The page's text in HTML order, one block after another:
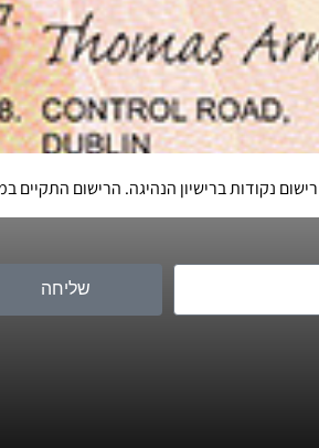
התקיים במשך 10 חודשים בשנת 2015 וגרם להטרדה של
שליחה